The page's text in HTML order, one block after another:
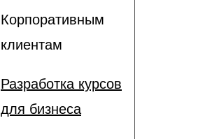
Корпоративным
клиентам
Разработка курсов
для бизнеса